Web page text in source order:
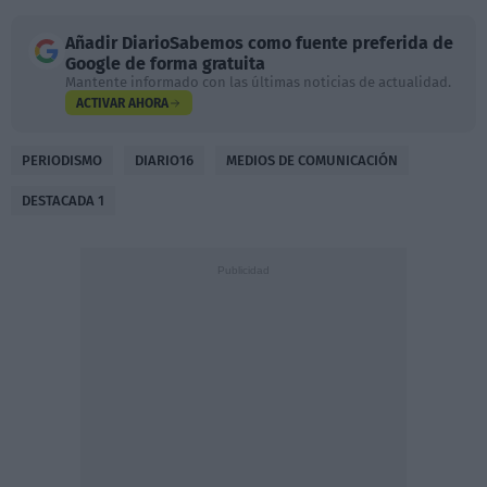
Añadir DiarioSabemos como fuente preferida de
Google de forma gratuita
Mantente informado con las últimas noticias de actualidad.
ACTIVAR AHORA
PERIODISMO DIARIO16 MEDIOS DE COMUNICACIÓN
DESTACADA 1